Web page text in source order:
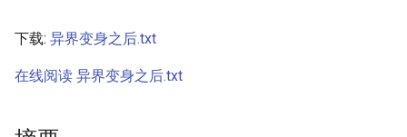
搜
索
正文
下载: 异界变身之后.txt
在线阅读 异界变身之后.txt